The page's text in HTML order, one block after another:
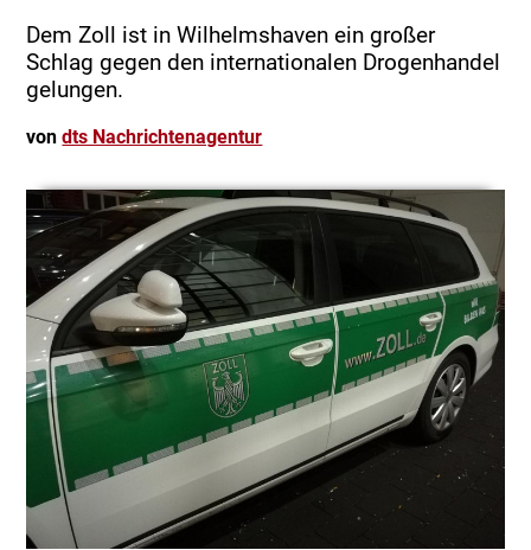
Dem Zoll ist in Wilhelmshaven ein großer
Schlag gegen den internationalen Drogenhandel
gelungen.
vondts Nachrichtenagentur